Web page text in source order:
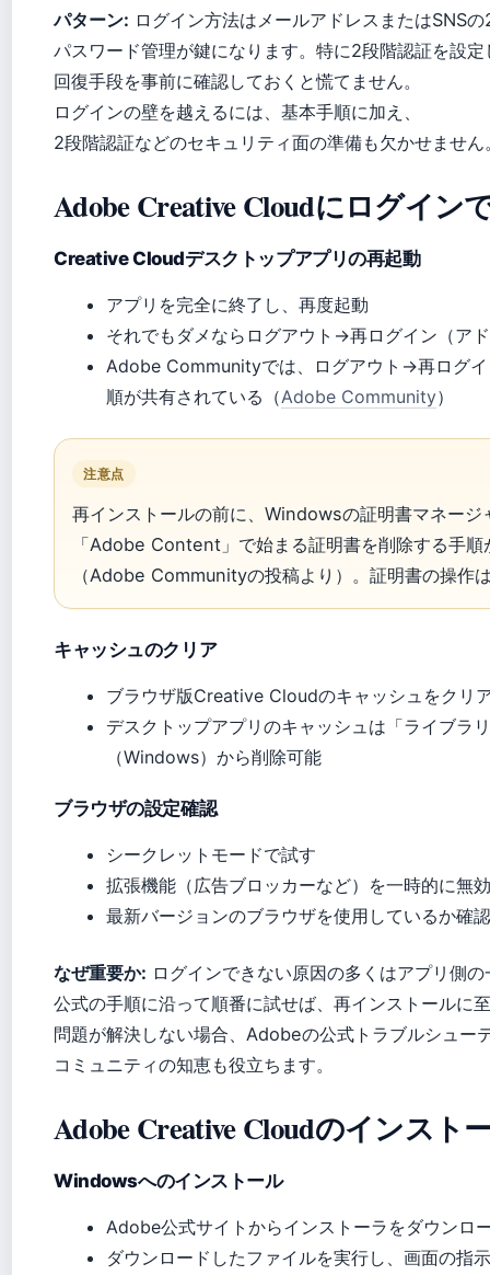
パターン: ログイン方法はメールアドレスまたはSNS
パスワード管理が鍵になります。特に2段階認証を設
回復手段を事前に確認しておくと慌てません。
ログインの壁を越えるには、基本手順に加え、
2段階認証などのセキュリティ面の準備も欠かせません
Adobe Creative Cloudにログイ
Creative Cloudデスクトップアプリの再起動
アプリを完全に終了し、再度起動
それでもダメならログアウト→再ログイン（ア
Adobe Communityでは、ログアウト→再ログ
順が共有されている（Adobe Community）
注意点
再インストールの前に、Windowsの証明書マネー
「Adobe Content」で始まる証明書を削除する手
（Adobe Communityの投稿より）。証明書の操作
キャッシュのクリア
ブラウザ版Creative Cloudのキャッシュをクリ
デスクトップアプリのキャッシュは「ライブラ
（Windows）から削除可能
ブラウザの設定確認
シークレットモードで試す
拡張機能（広告ブロッカーなど）を一時的に無
最新バージョンのブラウザを使用しているか確認
なぜ重要か: ログインできない原因の多くはアプリ側
公式の手順に沿って順番に試せば、再インストールに
問題が解決しない場合、Adobeの公式トラブルシュー
コミュニティの知恵も役立ちます。
Adobe Creative Cloudのインスト
Windowsへのインストール
Adobe公式サイトからインストーラをダウンロ
ダウンロードしたファイルを実行し、画面の指